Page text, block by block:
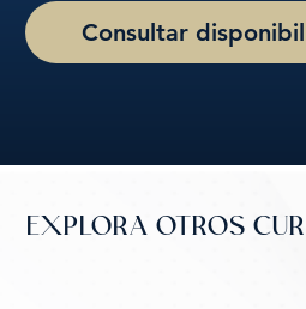
Consultar
EXPLORA OTROS